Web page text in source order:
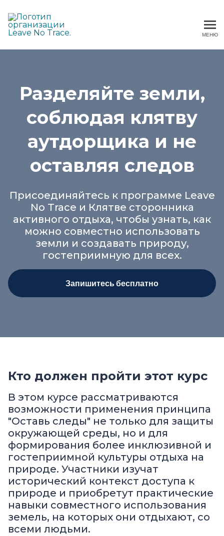
Не оставлять следов
МЕНЮ
Разделяйте земли,
соблюдая клятву
аутдорщика и не
оставляя следов
Присоединяйтесь к программе Leave
No Trace и Клятве сторонника
активного отдыха, чтобы узнать, как
можно совместно использовать
земли и создавать природу,
гостеприимную для всех.
Запишитесь бесплатно
Кто должен пройти этот курс
В этом курсе рассматриваются
возможности применения принципа
"Оставь следы" не только для защиты
окружающей среды, но и для
формирования более инклюзивной и
гостеприимной культуры отдыха на
природе. Участники изучат
исторический контекст доступа к
природе и приобретут практические
навыки совместного использования
земель, на которых они отдыхают, со
всеми людьми.